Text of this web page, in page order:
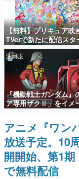
電ファミのいま読ま
アプリセール情報
インタビュー
連載・特
殿堂
SNS拡
ど。多
事をま
ゲー
名作ゲ
聞きし
きます。
赫本
この物語
【無料】プリキュア映
TVerで新たに配信スタ
んと2018年～2024年
すべてが見放題に、ぶ
ありえないラインナッ
注目度
『機動戦士ガンダム』
ア専用ザクⅡ」をイメ
散水ホースリールが予
本体にはシャアのパー
ークやジオン公国軍の
ム、型式番号などを配
アニメ『ワン
放送予定。10
開開始、第1
で無料配信